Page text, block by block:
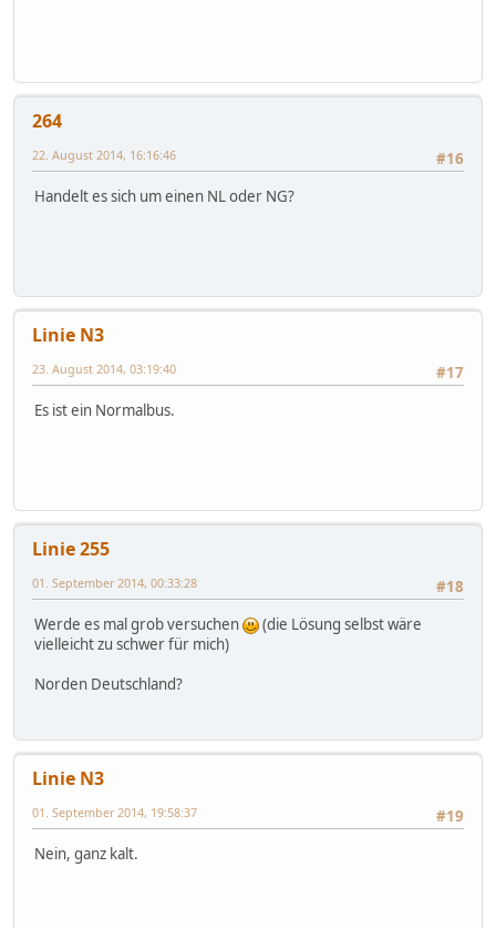
264
#16
22. August 2014, 16:16:46
Handelt es sich um einen NL oder NG?
Linie N3
#17
23. August 2014, 03:19:40
Es ist ein Normalbus.
Linie 255
#18
01. September 2014, 00:33:28
Werde es mal grob versuchen
(die Lösung selbst wäre
vielleicht zu schwer für mich)
Norden Deutschland?
Linie N3
#19
01. September 2014, 19:58:37
Nein, ganz kalt.